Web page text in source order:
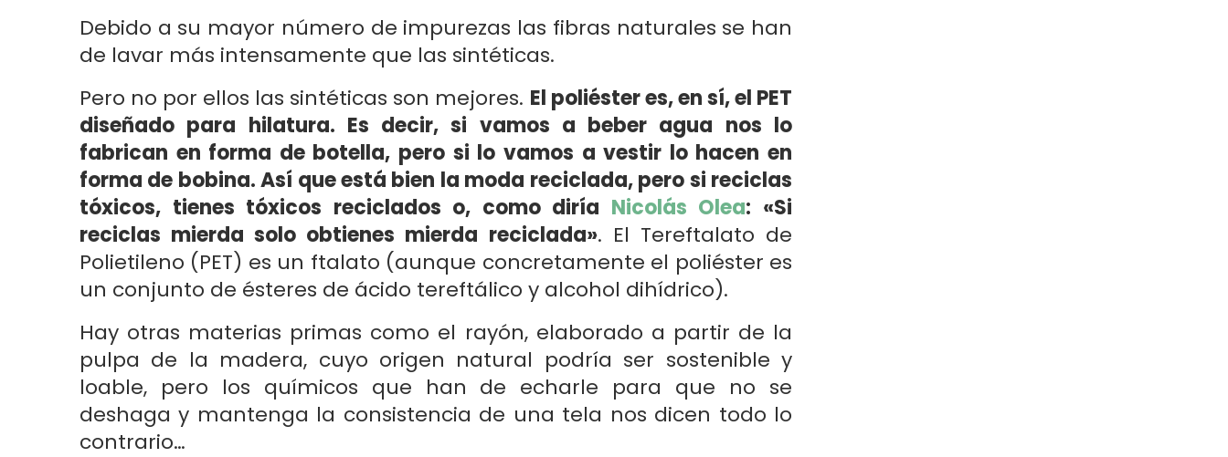
Debido a su mayor número de impurezas las fibras naturales se han
de lavar más intensamente que las sintéticas.
Pero no por ellos las sintéticas son mejores. El poliéster es, en sí, el PET
diseñado para hilatura. Es decir, si vamos a beber agua nos lo
fabrican en forma de botella, pero si lo vamos a vestir lo hacen en
forma de bobina. Así que está bien la moda reciclada, pero si reciclas
tóxicos, tienes tóxicos reciclados o, como diría Nicolás Olea: «Si
reciclas mierda solo obtienes mierda reciclada». El Tereftalato de
Polietileno (PET) es un ftalato (aunque concretamente el poliéster es
un conjunto de ésteres de ácido tereftálico y alcohol dihídrico).
Hay otras materias primas como el rayón, elaborado a partir de la
pulpa de la madera, cuyo origen natural podría ser sostenible y
loable, pero los químicos que han de echarle para que no se
deshaga y mantenga la consistencia de una tela nos dicen todo lo
contrario…